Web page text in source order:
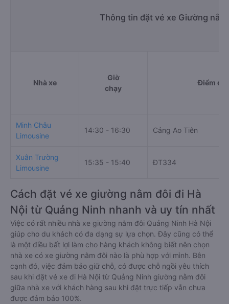
Thông tin đặt vé xe Giường
Nhà xe
Giờ
chạy
Điểm đi
Minh Châu
Limousine
14:30 - 16:30 Cảng Ao Tiên
Xuân Trường
Limousine
15:35 - 15:40 ĐT334
Cách đặt vé xe giường nằm đôi đi Hà
Nội từ Quảng Ninh nhanh và uy tín nhất
Việc có rất nhiều nhà xe giường nằm đôi Quảng Ninh Hà Nội
giúp cho du khách có đa dạng sự lựa chọn. Đây cũng có thể
là một điều bất lợi làm cho hàng khách không biết nên chọn
nhà xe có xe giường nằm đôi nào là phù hợp với mình. Bên
cạnh đó, việc đảm bảo giữ chỗ, có được chỗ ngồi yêu thích
sau khi đặt vé xe đi Hà Nội từ Quảng Ninh giường nằm đôi
giữa nhà xe với khách hàng sau khi đặt trực tiếp vẫn chưa
được đảm bảo 100%.